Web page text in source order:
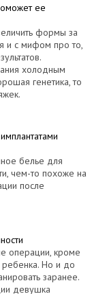
ее
формы за
и с мифом про то,
холодным
генетика, то
белье для
чем-то похоже на
после
операции, кроме
ребенка. Но и до
заранее.
девушка